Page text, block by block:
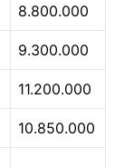
8.800.000
9.300.000
11.200.000
10.850.000